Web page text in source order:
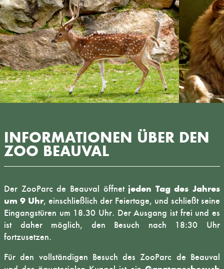
INFORMATIONEN ÜBER DEN
ZOO BEAUVAL
Der ZooParc de Beauval öffnetjeden Tag des Jahres
um 9 Uhr, einschließlich der Feiertage, und schließt seine
Eingangstüren um 18.30 Uhr. Der Ausgang ist frei und es
ist daher möglich, den Besuch nach 18:30 Uhr
fortzusetzen.
Für den vollständigen Besuch des ZooParc de Beauval